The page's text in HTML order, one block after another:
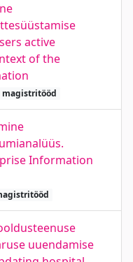
active
of the
magistritööd
Information
uuendamise